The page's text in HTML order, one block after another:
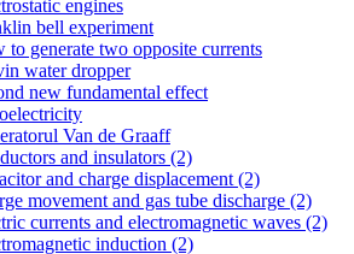
engines
bell experiment
to generate two opposite currents
water dropper
new fundamental effect
Van de Graaff
and insulators (2)
and charge displacement (2)
movement and gas tube discharge (2)
currents and electromagnetic waves (2)
induction (2)